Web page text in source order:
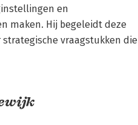
en
maken. Hij begeleidt deze
vraagstukken die